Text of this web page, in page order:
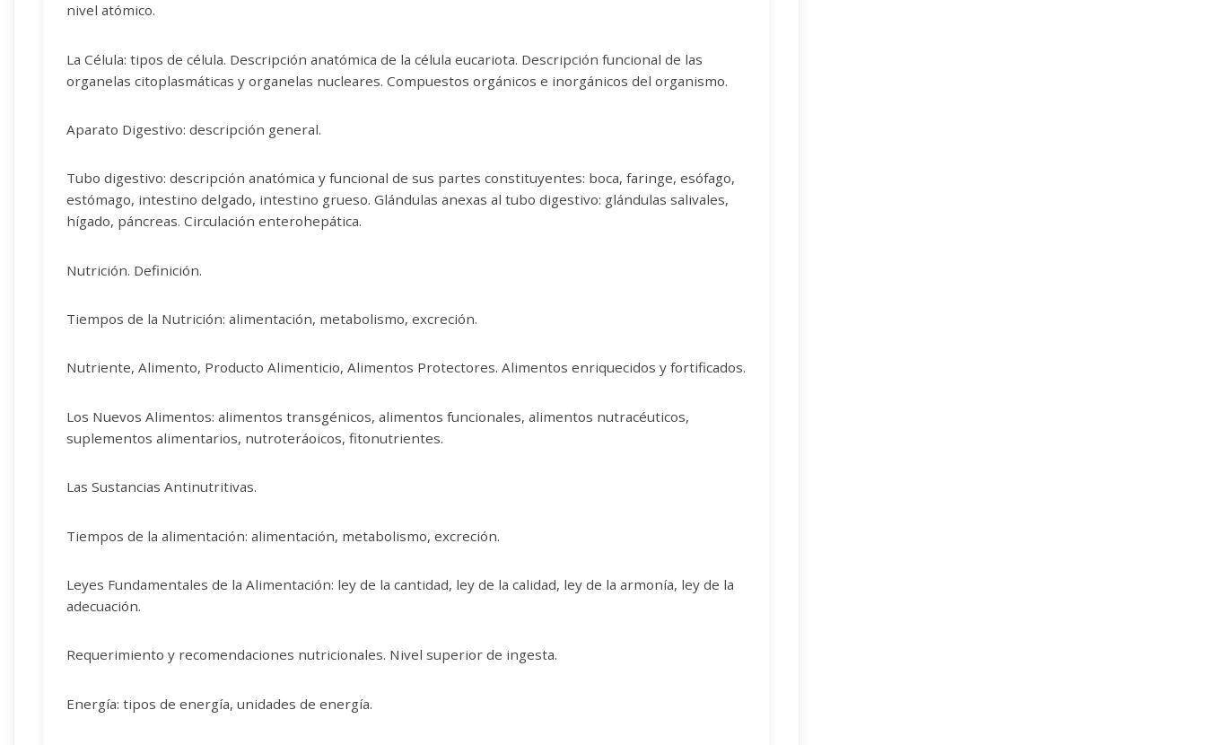
nivel atómico.
La Célula: tipos de célula. Descripción anatómica de la célula eucariota. Descripción funcional de las
organelas citoplasmáticas y organelas nucleares. Compuestos orgánicos e inorgánicos del organismo.
Aparato Digestivo: descripción general.
Tubo digestivo: descripción anatómica y funcional de sus partes constituyentes: boca, faringe, esófago,
estómago, intestino delgado, intestino grueso. Glándulas anexas al tubo digestivo: glándulas salivales,
hígado, páncreas. Circulación enterohepática.
Nutrición. Definición.
Tiempos de la Nutrición: alimentación, metabolismo, excreción.
Nutriente, Alimento, Producto Alimenticio, Alimentos Protectores. Alimentos enriquecidos y fortificados.
Los Nuevos Alimentos: alimentos transgénicos, alimentos funcionales, alimentos nutracéuticos,
suplementos alimentarios, nutroteráoicos, fitonutrientes.
Las Sustancias Antinutritivas.
Tiempos de la alimentación: alimentación, metabolismo, excreción.
Leyes Fundamentales de la Alimentación: ley de la cantidad, ley de la calidad, ley de la armonía, ley de la
adecuación.
Requerimiento y recomendaciones nutricionales. Nivel superior de ingesta.
Energía: tipos de energía, unidades de energía.